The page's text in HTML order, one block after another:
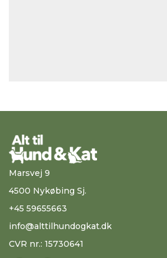
Marsvej 9
4500 Nykøbing Sj.
+45 59655663
info@alttilhundogkat.dk
CVR nr.: 15730641